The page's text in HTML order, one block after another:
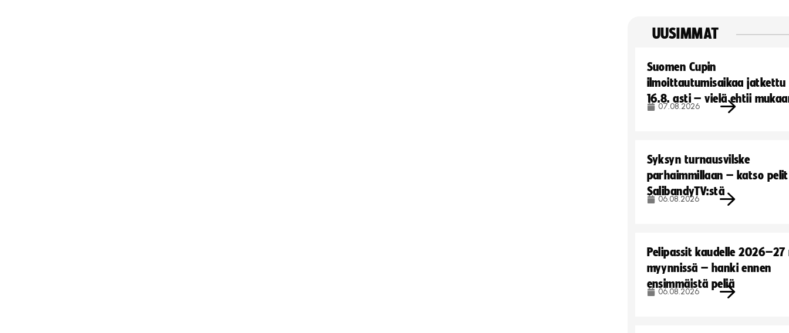
UUSIMMAT
Suomen Cupin
ilmoittautumisaikaa jatkettu
16.8. asti – vielä ehtii
07.08.2026
Syksyn turnausvilske
parhaimmillaan – katso pelit
SalibandyTV:stä
06.08.2026
Pelipassit kaudelle
myynnissä – hanki ennen
ensimmäistä peliä
06.08.2026